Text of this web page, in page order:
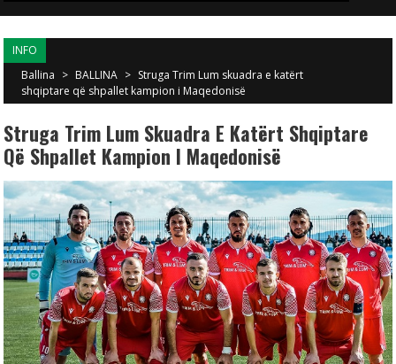
INFO
Ballina > BALLINA > Struga Trim Lum skuadra e katërt
shqiptare që shpallet kampion i Maqedonisë
Struga Trim Lum Skuadra E Katërt Shqiptare
Që Shpallet Kampion I Maqedonisë